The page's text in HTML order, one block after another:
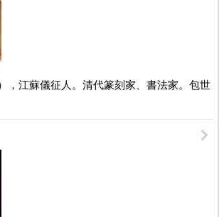
，江蘇儀征人。清代篆刻家、書法家。包世